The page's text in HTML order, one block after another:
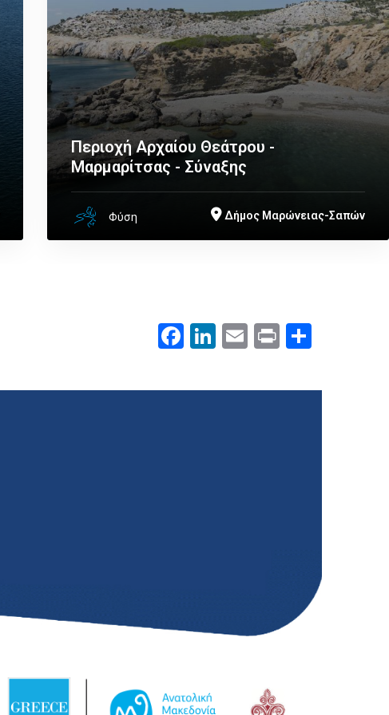
Περιοχή Αρχαίου Θεάτρου -
Μαρμαρίτσας - Σύναξης
Φύση Δήμος Μαρώνειας-Σαπών
Facebook
LinkedIn
Email
Print